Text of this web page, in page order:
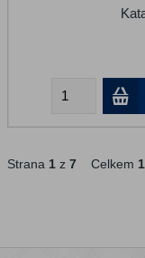
Strana 1 z 7 Celkem